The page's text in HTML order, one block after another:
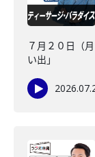
７月２０日（
い出」